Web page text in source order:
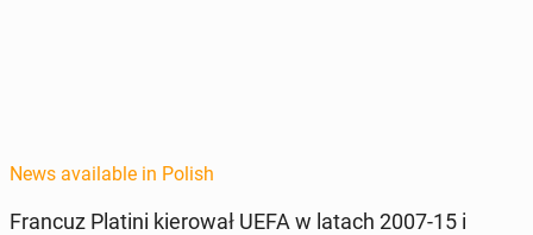
News available in Polish
Francuz Platini kierował UEFA w latach 2007-15 i